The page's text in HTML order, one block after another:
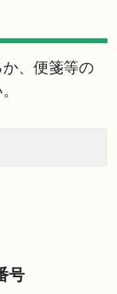
、便箋等の
号